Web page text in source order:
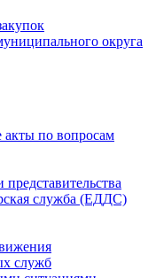
округа
по вопросам
служба (ЕДДС)
служб